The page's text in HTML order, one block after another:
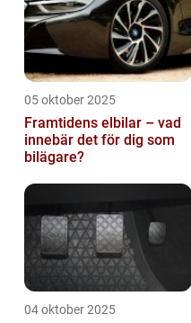
05 oktober 2025
Framtidens elbilar – vad
innebär det för dig som
bilägare?
04 oktober 2025